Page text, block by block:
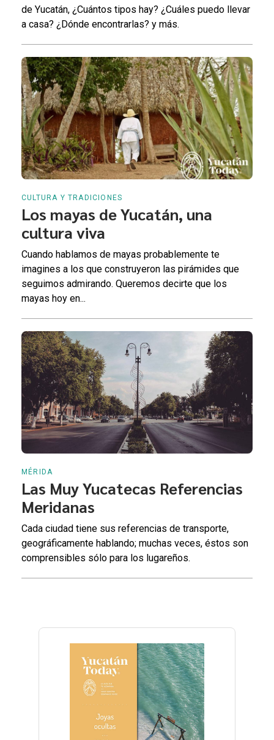
de Yucatán, ¿Cuántos tipos hay? ¿Cuáles puedo llevar
a casa? ¿Dónde encontrarlas? y más.
CULTURA Y TRADICIONES
Los mayas de Yucatán, una
cultura viva
Cuando hablamos de mayas probablemente te
imagines a los que construyeron las pirámides que
seguimos admirando. Queremos decirte que los
mayas hoy en...
MÉRIDA
Las Muy Yucatecas Referencias
Meridanas
Cada ciudad tiene sus referencias de transporte,
geográficamente hablando; muchas veces, éstos son
comprensibles sólo para los lugareños.